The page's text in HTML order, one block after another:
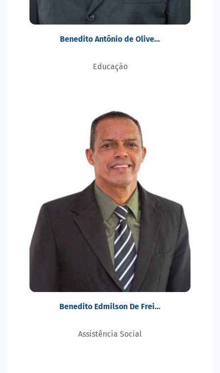
Benedito Antônio de Olive…
Educação
Benedito Edmilson De Frei…
Assistência Social